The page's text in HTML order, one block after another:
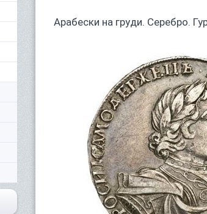
Арабески на груди. Серебро.